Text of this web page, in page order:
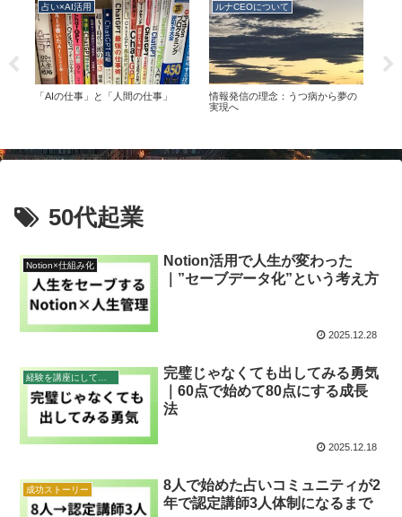
占い×AI活用
「AIの仕事」と「人間の仕事」
ルナCEOについて
情報発信の理念：うつ病から夢の
実現へ
50代起業
Notion×仕組み化
Notion活用で人生が変わった
｜”セーブデータ化”という考え方
2025.12.28
完璧じゃなくても出してみる勇気
｜60点で始めて80点にする成長
法
2025.12.18
成功ストーリー
8人で始めた占いコミュニティが2
年で認定講師3人体制になるまで